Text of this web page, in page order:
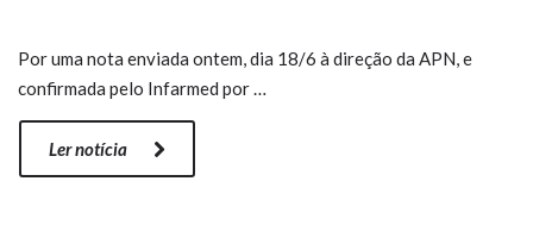
Por uma nota enviada ontem, dia 18/6 à direção da APN, e
confirmada pelo Infarmed por …
Ler notícia